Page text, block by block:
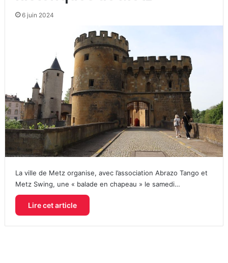
6 juin 2024
La ville de Metz organise, avec l’association Abrazo Tango et
Metz Swing, une « balade en chapeau » le samedi…
Lire cet article